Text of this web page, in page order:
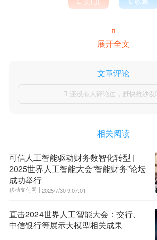

展开全文
文章评论
 还没有人评论过，赶快抢沙发
相关阅读
可信人工智能驱动财务数智化转型 |
2025世界人工智能大会“智能财务”论坛
成功举行
移动支付网 | 2025/7/30 9:07:01
直击2024世界人工智能大会：交行、
中信银行等展示大模型相关成果